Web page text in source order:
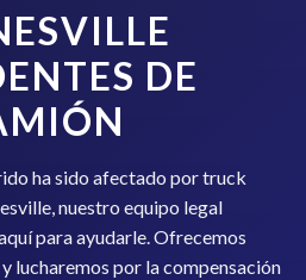
DE
ha sido afectado por truck
nuestro equipo legal
para ayudarle. Ofrecemos
lucharemos por la compensación